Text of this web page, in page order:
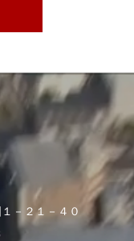
－２１－４０